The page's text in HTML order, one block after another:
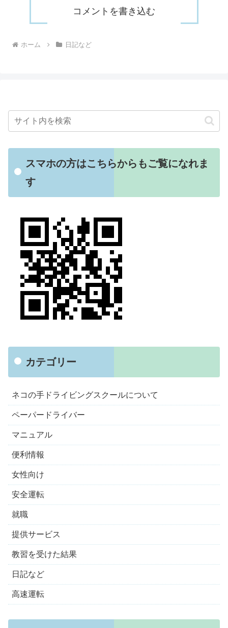
コメントを書き込む
ホーム 日記など
スマホの方はこちらからもご覧になれま
す
カテゴリー
ネコの手ドライビングスクールについて
ペーパードライバー
マニュアル
便利情報
女性向け
安全運転
就職
提供サービス
教習を受けた結果
日記など
高速運転